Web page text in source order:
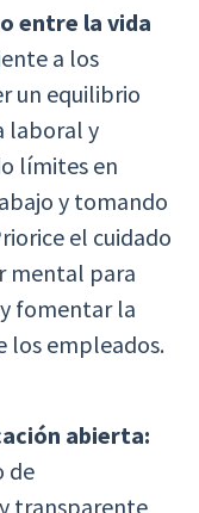
entre la vida
a los
un equilibrio
laboral y
límites en
y tomando
el cuidado
mental para
fomentar la
los empleados.
abierta:
de
transparente